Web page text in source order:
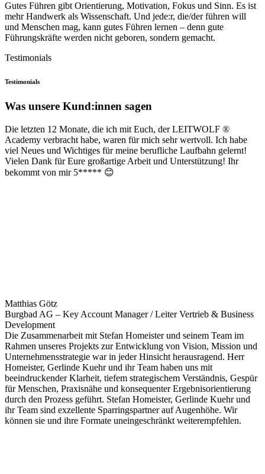
Gutes Führen gibt Orientierung, Motivation, Fokus und Sinn. Es ist
mehr Handwerk als Wissenschaft. Und jede:r, die/der führen will
und Menschen mag, kann gutes Führen lernen – denn gute
Führungskräfte werden nicht geboren, sondern gemacht.
Testimonials
Testimonials
Was unsere Kund:innen sagen
Die letzten 12 Monate, die ich mit Euch, der LEITWOLF ®
Academy verbracht habe, waren für mich sehr wertvoll. Ich habe
viel Neues und Wichtiges für meine berufliche Laufbahn gelernt!
Vielen Dank für Eure großartige Arbeit und Unterstützung! Ihr
bekommt von mir 5***** 😊
Matthias Götz
Burgbad AG – Key Account Manager / Leiter Vertrieb & Business
Development
Die Zusammenarbeit mit Stefan Homeister und seinem Team im
Rahmen unseres Projekts zur Entwicklung von Vision, Mission und
Unternehmensstrategie war in jeder Hinsicht herausragend. Herr
Homeister, Gerlinde Kuehr und ihr Team haben uns mit
beeindruckender Klarheit, tiefem strategischem Verständnis, Gespür
für Menschen, Praxisnähe und konsequenter Ergebnisorientierung
durch den Prozess geführt. Stefan Homeister, Gerlinde Kuehr und
ihr Team sind exzellente Sparringspartner auf Augenhöhe. Wir
können sie und ihre Formate uneingeschränkt weiterempfehlen.